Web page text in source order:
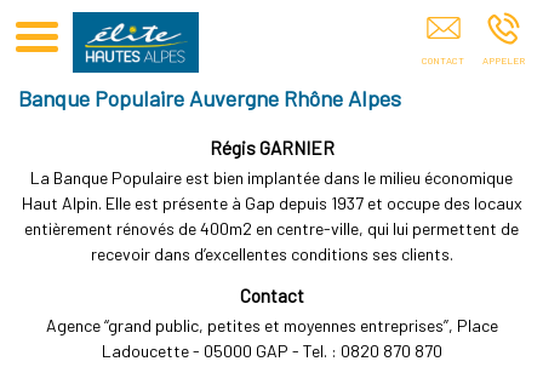
Club Elite Hautes-Alpes Sponsoring De Sportifs Hautes-Alpes
Banque Populaire Auvergne Rhône Alpes
Régis GARNIER
La Banque Populaire est bien implantée dans le milieu économique
Haut Alpin. Elle est présente à Gap depuis 1937 et occupe des locaux
entièrement rénovés de 400m2 en centre-ville, qui lui permettent de
recevoir dans d’excellentes conditions ses clients.
Contact
Agence ‘‘grand public, petites et moyennes entreprises’’, Place
Ladoucette - 05000 GAP - Tel. : 0820 870 870